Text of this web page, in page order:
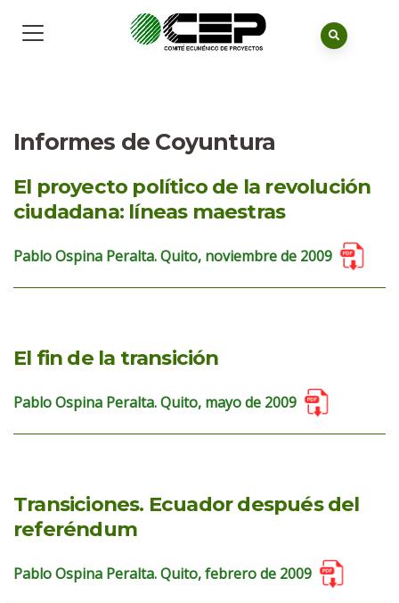
Informes de Coyuntura
El proyecto político de la revolución
ciudadana: líneas maestras
Pablo Ospina Peralta. Quito, noviembre de 2009
El fin de la transición
Pablo Ospina Peralta. Quito, mayo de 2009
Transiciones. Ecuador después del
referéndum
Pablo Ospina Peralta. Quito, febrero de 2009